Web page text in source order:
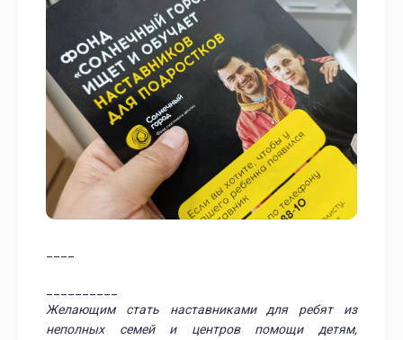
Желающим стать наставниками для ребят из
неполных семей и центров помощи детям,